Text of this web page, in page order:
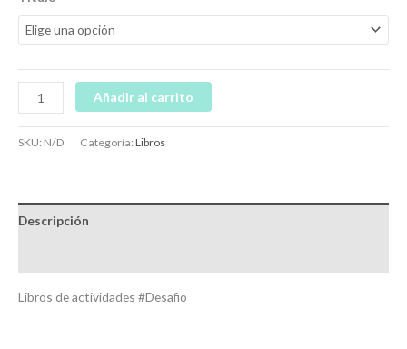
Añadir al carrito
SKU: N/D Categoría:Libros
Descripción
Libros de actividades #Desafio